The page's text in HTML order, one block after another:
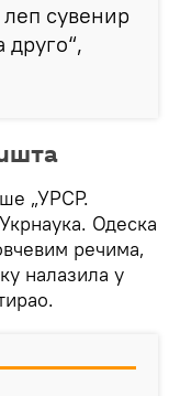
сувенир
„УРСР.
Одеска
речима,
налазила у